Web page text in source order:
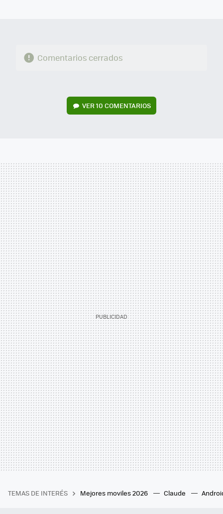
Comentarios cerrados
VER10 COMENTARIOS
TEMAS DE INTERÉS Mejores moviles 2026 Claude